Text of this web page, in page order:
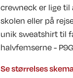
crewneck er lige til
skolen eller på
unik sweatshirt til
halvfemserne -
Se størrelses skema